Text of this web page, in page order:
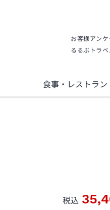
お客様アン
るるぶトラ
食事・レストラン
税込